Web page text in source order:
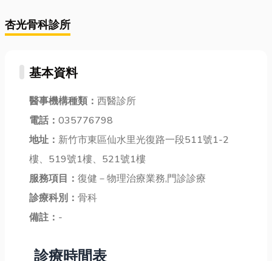
杏光骨科診所
基本資料
醫事機構種類： 西醫診所
電話： 035776798
地址： 新竹市東區仙水里光復路一段511號1-2
樓、519號1樓、521號1樓
服務項目： 復健－物理治療業務,門診診療
診療科別： 骨科
備註： -
診療時間表